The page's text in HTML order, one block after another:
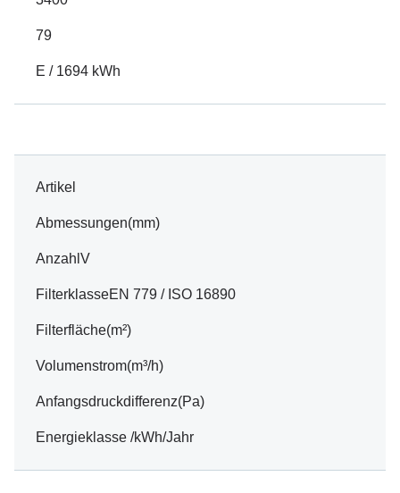
79
E / 1694 kWh
Artikel
Abmessungen(mm)
AnzahlV
FilterklasseEN 779 / ISO 16890
Filterfläche(m²)
Volumenstrom(m³/h)
Anfangsdruckdifferenz(Pa)
Energieklasse /kWh/Jahr